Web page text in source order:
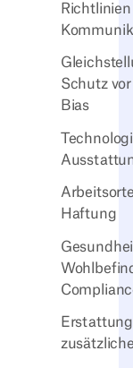
Schutz
Bias
Haftung